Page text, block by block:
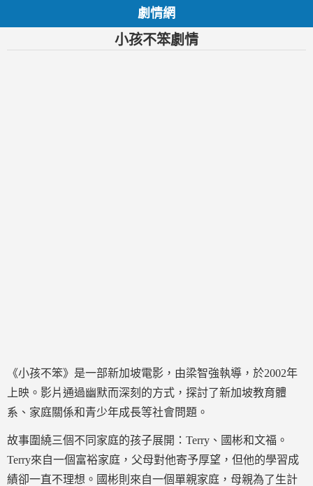
劇情網
小孩不笨劇情
《小孩不笨》是一部新加坡電影，由梁智強執導，於2002年
上映。影片通過幽默而深刻的方式，探討了新加坡教育體
系、家庭關係和青少年成長等社會問題。
故事圍繞三個不同家庭的孩子展開：Terry、國彬和文福。
Terry來自一個富裕家庭，父母對他寄予厚望，但他的學習成
績卻一直不理想。國彬則來自一個單親家庭，母親為了生計